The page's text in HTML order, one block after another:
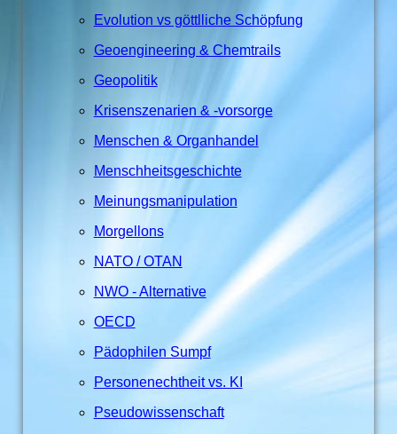
Evolution vs göttlliche Schöpfung
Geoengineering & Chemtrails
Geopolitik
Krisenszenarien & -vorsorge
Menschen & Organhandel
Menschheitsgeschichte
Meinungsmanipulation
Morgellons
NATO / OTAN
NWO - Alternative
OECD
Pädophilen Sumpf
Personenechtheit vs. KI
Pseudowissenschaft